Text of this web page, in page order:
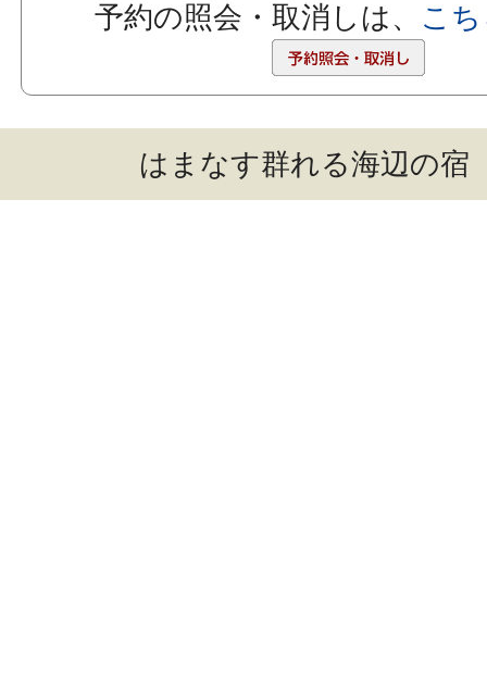
予約の照会・取消しは、 こ
はまなす群れる海辺の